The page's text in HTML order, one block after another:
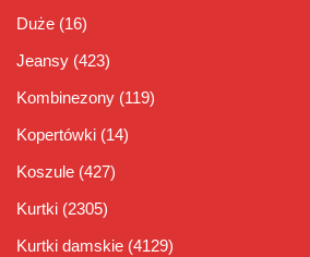
Duże (16)
Jeansy (423)
Kombinezony (119)
Kopertówki (14)
Koszule (427)
Kurtki (2305)
Kurtki damskie (4129)